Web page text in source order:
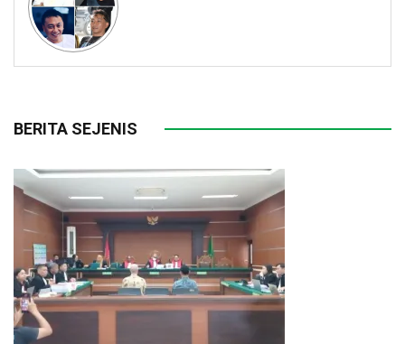
BERITA SEJENIS